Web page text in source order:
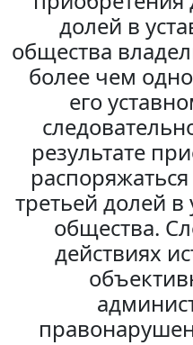
долей в
общества
более чем
его
результате
третьей долей в
общества.
действиях